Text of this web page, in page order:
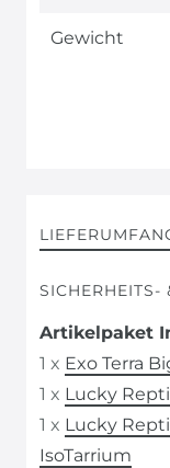
Gewicht
SICHERHEITS-
Artikelpaket
1 x Exo Terra
1 x Lucky
1 x Lucky
IsoTarrium